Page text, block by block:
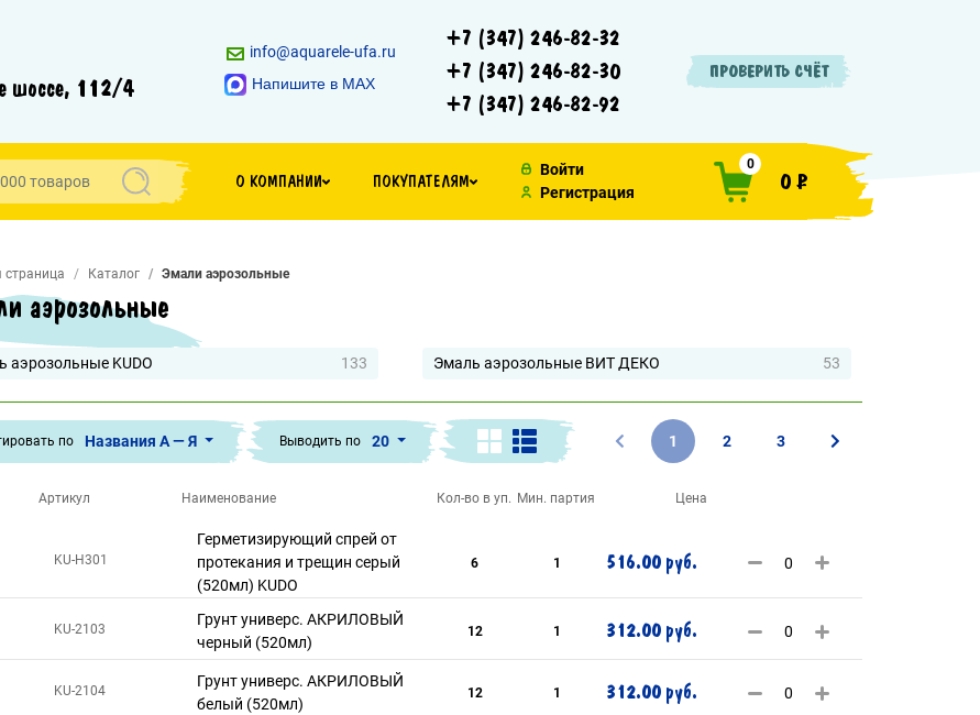
шоссе, 112/4
info@aquarele-ufa.ru
Напишите в MAX
+7 (347) 246-82-32
+7 (347) 246-82-30
+7 (347) 246-82-92
ПРОВЕРИТЬ СЧЁТ
О КОМПАНИИ ПОКУПАТЕЛЯМ
Войти
Регистрация
0
0 ₽
страница Каталог Эмали аэрозольные
аэрозольные
аэрозольные KUDO 133 Эмаль аэрозольные ВИТ ДЕКО 53
по Названия А — Я Выводить по 20 1 2 3
Артикул Наименование Кол-во в уп. Мин. партия Цена
KU-H301
Герметизирующий спрей от
протекания и трещин серый
(520мл) KUDO
6 1 516.00 руб.
KU-2103
Грунт универс. АКРИЛОВЫЙ
черный (520мл)
12 1 312.00 руб.
KU-2104
Грунт универс. АКРИЛОВЫЙ
белый (520мл)
12 1 312.00 руб.